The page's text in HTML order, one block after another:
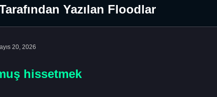
Yazılan Floodlar
20, 2026
hissetmek